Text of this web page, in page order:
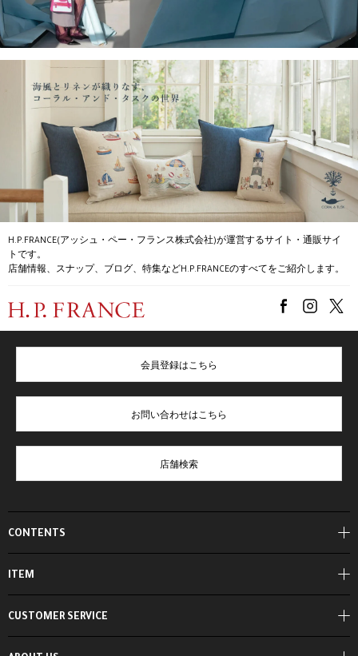
H.P.FRANCE(アッシュ・ペー・フランス株式会社)が運営するサイト・通販サイ
トです。
店舗情報、スナップ、ブログ、特集などH.P.FRANCEのすべてをご紹介します。
CONTENTS
ITEM
会員登録はこちら
お問い合わせはこちら
店舗検索
CUSTOMER SERVICE